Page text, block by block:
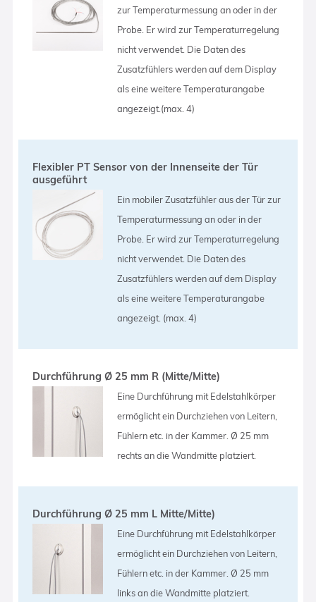
zur Temperaturmessung an oder in der
Probe. Er wird zur Temperaturregelung
nicht verwendet. Die Daten des
Zusatzfühlers werden auf dem Display
als eine weitere Temperaturangabe
angezeigt.(max. 4)
Flexibler PT Sensor von der Innenseite der Tür
ausgeführt
Ein mobiler Zusatzfühler aus der Tür zur
Temperaturmessung an oder in der
Probe. Er wird zur Temperaturregelung
nicht verwendet. Die Daten des
Zusatzfühlers werden auf dem Display
als eine weitere Temperaturangabe
angezeigt. (max. 4)
Durchführung Ø 25 mm R (Mitte/Mitte)
Eine Durchführung mit Edelstahlkörper
ermöglicht ein Durchziehen von Leitern,
Fühlern etc. in der Kammer. Ø 25 mm
rechts an die Wandmitte platziert.
Durchführung Ø 25 mm L Mitte/Mitte)
Eine Durchführung mit Edelstahlkörper
ermöglicht ein Durchziehen von Leitern,
Fühlern etc. in der Kammer. Ø 25 mm
links an die Wandmitte platziert.